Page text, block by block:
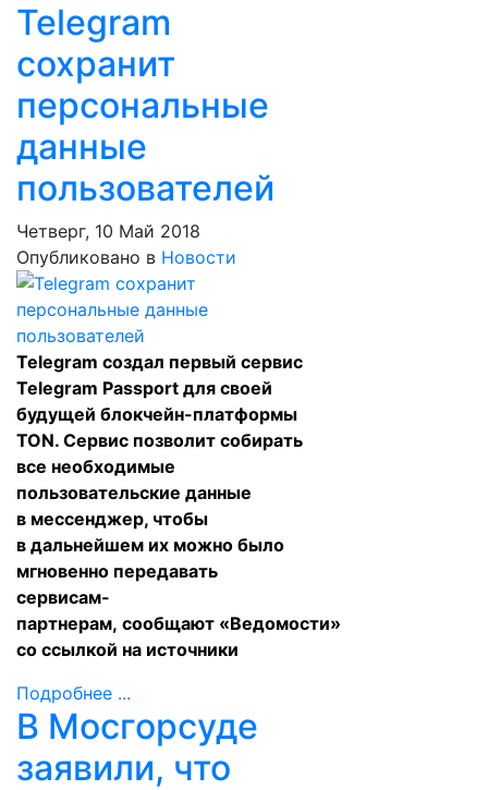
Telegram
сохранит
персональные
данные
пользователей
Четверг, 10 Май 2018
Опубликовано в Новости
Telegram создал первый сервис
Telegram Passport для своей
будущей блокчейн-платформы
TON. Сервис позволит собирать
все необходимые
пользовательские данные
в мессенджер, чтобы
в дальнейшем их можно было
мгновенно передавать
сервисам-
партнерам, сообщают «Ведомости»
со ссылкой на источники
Подробнее ...
В Мосгорсуде
заявили, что